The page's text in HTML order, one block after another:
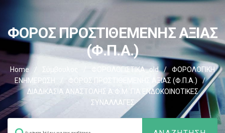
ΦΟΡΟΣ ΠΡΟΣΤΙΘΕΜΕΝΗΣ ΑΞΙΑΣ
(Φ.Π.Α.)
Home / Σύμβουλος ΦΟΡΟΛΟΓΙΣΤΙΚΑ_old /
ΦΟΡΟΛΟΓΙΚΗ
ΕΝΗΜΕΡΩΣΗ
ΦΟΡΟΣ ΠΡΟΣΤΙΘΕΜΕΝΗΣ ΑΞΙΑΣ (Φ.Π.Α.)
/
ΔΙΑΔΙΚΑΣΙΑ ΑΝΑΣΤΟΛΗΣ Α.Φ.Μ. ΓΙΑ ΕΝΔΟΚΟΙΝΟΤΙΚΕΣ
ΣΥΝΑΛΛΑΓΕΣ